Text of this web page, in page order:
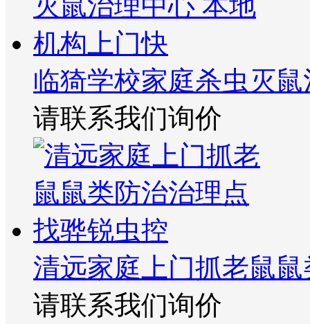
临猗学校家庭杀虫灭
请联系我们询价
清远家庭上门抓老鼠
请联系我们询价